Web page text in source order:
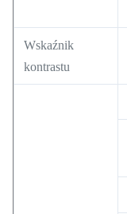
Wskaźnik
kontrastu